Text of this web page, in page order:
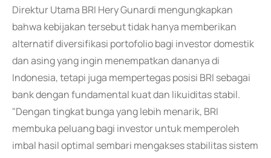
Direktur Utama BRI Hery Gunardi mengungkapkan
bahwa kebijakan tersebut tidak hanya memberikan
alternatif diversifikasi portofolio bagi investor domestik
dan asing yang ingin menempatkan dananya di
Indonesia, tetapi juga mempertegas posisi BRI sebagai
bank dengan fundamental kuat dan likuiditas stabil.
"Dengan tingkat bunga yang lebih menarik, BRI
membuka peluang bagi investor untuk memperoleh
imbal hasil optimal sembari mengakses stabilitas sistem